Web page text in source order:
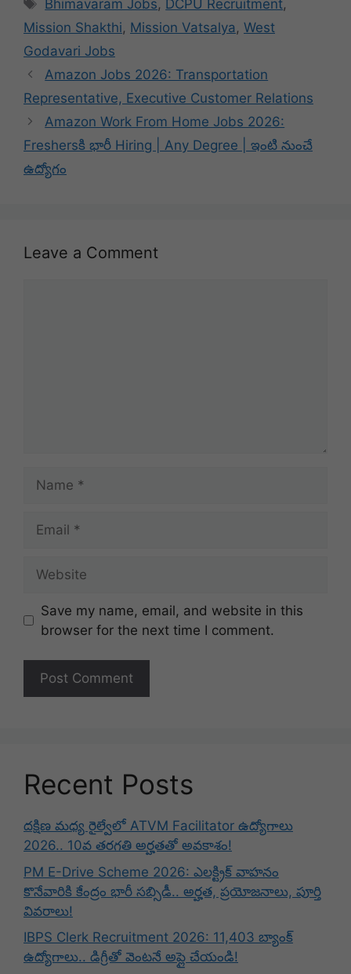
Bhimavaram Jobs, DCPU Recruitment,
Mission Shakthi, Mission Vatsalya, West
Godavari Jobs
Amazon Jobs 2026: Transportation
Representative, Executive Customer Relations
Amazon Work From Home Jobs 2026:
Freshersకి భారీ Hiring | Any Degree | ఇంటి నుంచే
ఉద్యోగం
Leave a Comment
Save my name, email, and website in this
browser for the next time I comment.
Recent Posts
దక్షిణ మధ్య రైల్వేలో ATVM Facilitator ఉద్యోగాలు
2026.. 10వ తరగతి అర్హతతో అవకాశం!
PM E-Drive Scheme 2026: ఎలక్ట్రిక్ వాహనం
కొనేవారికి కేంద్రం భారీ సబ్సిడీ.. అర్హత, ప్రయోజనాలు, పూర్తి
వివరాలు!
IBPS Clerk Recruitment 2026: 11,403 బ్యాంక్
ఉద్యోగాలు.. డిగ్రీతో వెంటనే అప్లై చేయండి!